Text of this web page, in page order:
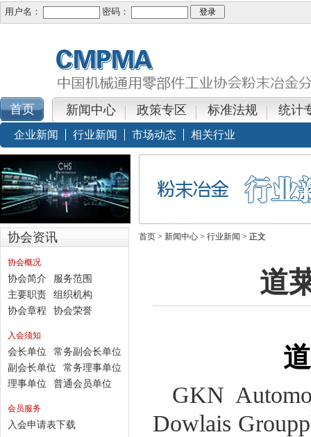
用户名： 密码：
新闻中心 政策专区 标准法规 统计
企业新闻 行业新闻 市场动态 相关行业
协会资讯
协会概况
协会简介
服务范围
主要职责
组织机构
协会章程
协会荣誉
入会须知
会长单位
常务副会长单位
副会长单位
常务理事单位
理事单位
普通会员单位
会员服务
入会申请表下载
首页 > 新闻中心 > 行业新闻 > 正文
道
GKN
Dowlais